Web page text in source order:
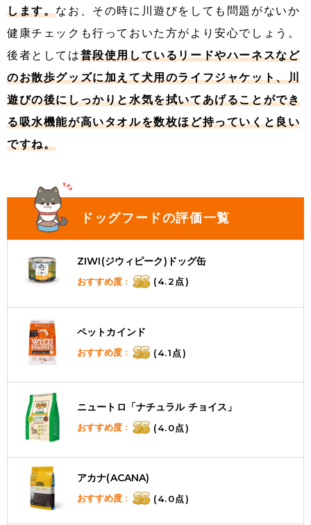
します。なお、その時に川遊びをしても問題がないか
健康チェックも行っておいた方がより安心でしょう。
後者としては普段使用しているリードやハーネスなど
のお散歩グッズに加えて犬用のライフジャケット、川
遊びの後にしっかりと水気を拭いてあげることができ
る吸水機能が高いタオルを数枚ほど持っていくと良い
ですね。
ドッグフードの評価一覧
ZIWI(ジウィピーク)ドッグ缶
おすすめ度 : (4.2点)
ペットカインド
おすすめ度 : (4.1点)
ニュートロ「ナチュラル チョイス」
おすすめ度 : (4.0点)
アカナ(ACANA)
おすすめ度 : (4.0点)